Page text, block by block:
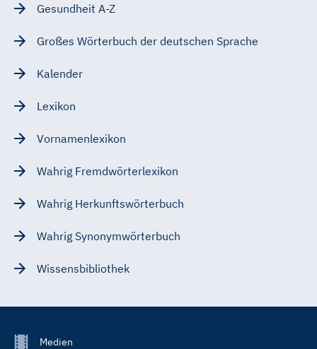
Gesundheit A-Z
Großes Wörterbuch der deutschen Sprache
Kalender
Lexikon
Vornamenlexikon
Wahrig Fremdwörterlexikon
Wahrig Herkunftswörterbuch
Wahrig Synonymwörterbuch
Wissensbibliothek
FooterMedien